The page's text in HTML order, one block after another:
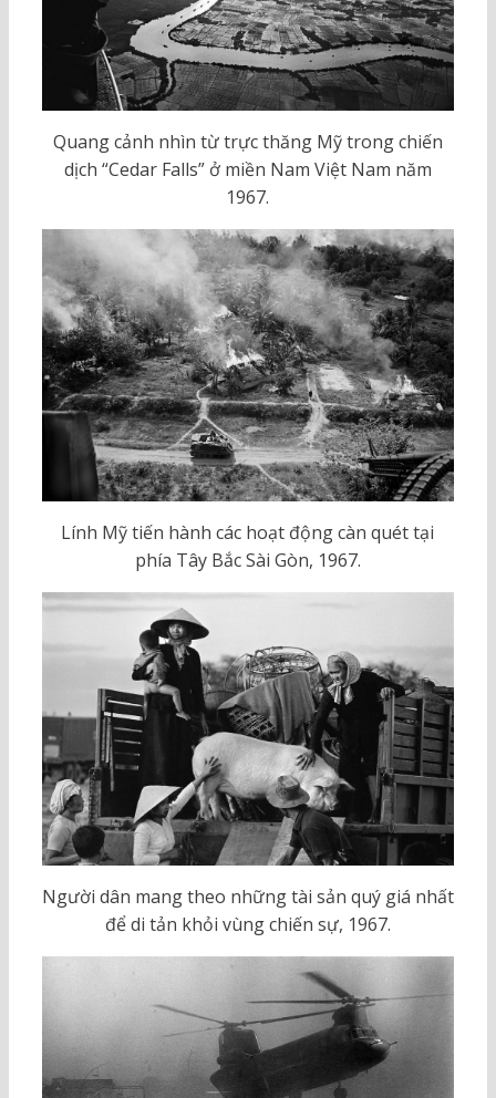
Quang cảnh nhìn từ trực thăng Mỹ trong chiến
dịch “Cedar Falls” ở miền Nam Việt Nam năm
1967.
Lính Mỹ tiến hành các hoạt động càn quét tại
phía Tây Bắc Sài Gòn, 1967.
Người dân mang theo những tài sản quý giá nhất
để di tản khỏi vùng chiến sự, 1967.